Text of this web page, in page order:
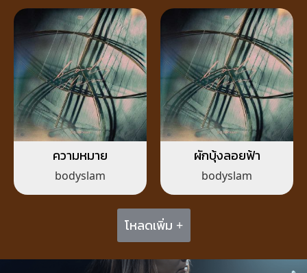
ความหมาย
bodyslam
ผักบุ้งลอยฟ้า
bodyslam
โหลดเพิ่ม +